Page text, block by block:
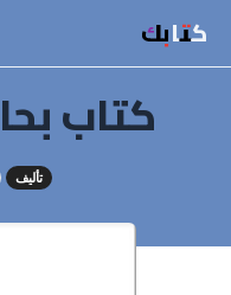
كتابك
كتاب
تأليف